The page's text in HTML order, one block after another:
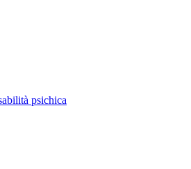
psichica